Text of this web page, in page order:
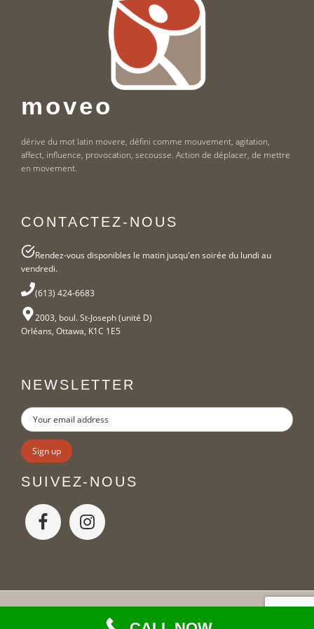
moveo
dérive du mot latin movere, défini comme mouvement, agitation,
affect, influence, provocation, secousse. Action de déplacer, de mettre
en movement.
CONTACTEZ-NOUS
Rendez-vous disponibles le matin jusqu'en soirée du lundi au
vendredi.
(613) 424-6683
2003, boul. St-Joseph (unité D)
Orléans, Ottawa, K1C 1E5
NEWSLETTER
SUIVEZ-NOUS
Copyright Moveo © 2026